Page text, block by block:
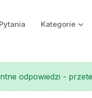
Pytania Kategorie
odpowiedzi -